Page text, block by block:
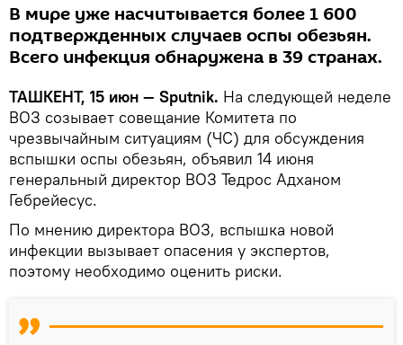
В мире уже насчитывается более 1 600
подтвержденных случаев оспы обезьян.
Всего инфекция обнаружена в 39 странах.
ТАШКЕНТ, 15 июн — Sputnik. На следующей неделе
ВОЗ созывает совещание Комитета по
чрезвычайным ситуациям (ЧС) для обсуждения
вспышки оспы обезьян, объявил 14 июня
генеральный директор ВОЗ Тедрос Адханом
Гебрейесус.
По мнению директора ВОЗ, вспышка новой
инфекции вызывает опасения у экспертов,
поэтому необходимо оценить риски.